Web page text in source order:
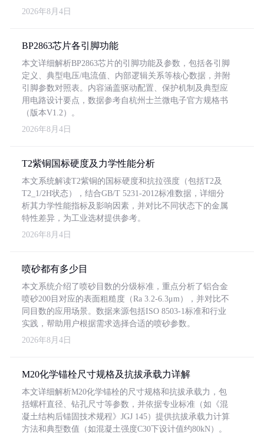
2026年8月4日
BP2863芯片各引脚功能
本文详细解析BP2863芯片的引脚功能及参数，包括各引脚
定义、典型电压/电流值、内部逻辑关系等核心数据，并附
引脚参数对照表。内容涵盖驱动配置、保护机制及典型应
用电路设计要点，数据参考自杭州士兰微电子官方规格书
（版本V1.2）。
2026年8月4日
T2紫铜国标硬度及力学性能分析
本文系统解读T2紫铜的国标硬度和抗拉强度（包括T2及
T2_1/2H状态），结合GB/T 5231-2012标准数据，详细分
析其力学性能指标及影响因素，并对比不同状态下的金属
特性差异，为工业选材提供参考。
2026年8月4日
喷砂都有多少目
本文系统介绍了喷砂目数的分级标准，重点分析了铝合金
喷砂200目对应的表面粗糙度（Ra 3.2-6.3μm），并对比不
同目数的应用场景。数据来源包括ISO 8503-1标准和行业
实践，帮助用户根据需求选择合适的喷砂参数。
2026年8月4日
M20化学锚栓尺寸规格及抗拔承载力详解
本文详细解析M20化学锚栓的尺寸规格和抗拔承载力，包
括螺杆直径、钻孔尺寸等参数，并依据专业标准（如《混
凝土结构后锚固技术规程》JGJ 145）提供抗拔承载力计算
方法和典型数值（如混凝土强度C30下设计值约80kN）。